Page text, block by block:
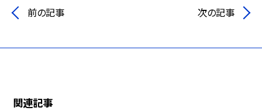
前の記事 次の記事
関連記事